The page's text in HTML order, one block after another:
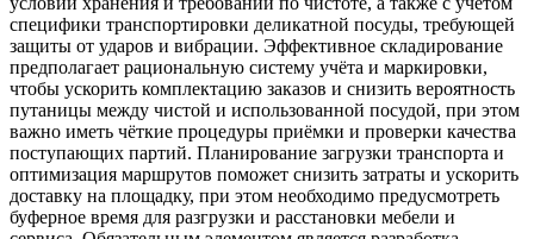
специфики транспортировки деликатной посуды, требующей
защиты от ударов и вибрации. Эффективное складирование
предполагает рациональную систему учёта и маркировки,
чтобы ускорить комплектацию заказов и снизить вероятность
путаницы между чистой и использованной посудой, при этом
важно иметь чёткие процедуры приёмки и проверки качества
поступающих партий. Планирование загрузки транспорта и
оптимизация маршрутов поможет снизить затраты и ускорить
доставку на площадку, при этом необходимо предусмотреть
буферное время для разгрузки и расстановки мебели и